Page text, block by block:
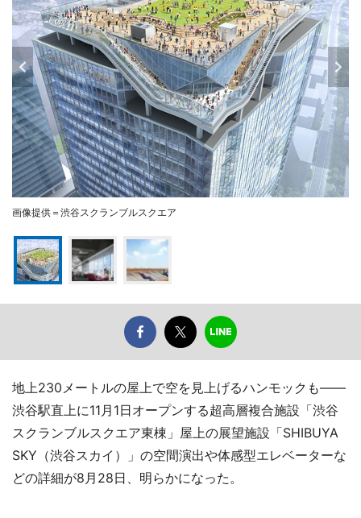
画像提供＝渋谷スクランブルスクエア
地上230メートルの屋上で空を見上げるハンモックも――
渋谷駅直上に11月1日オープンする超高層複合施設「渋谷
スクランブルスクエア東棟」屋上の展望施設「SHIBUYA
SKY（渋谷スカイ）」の空間演出や体感型エレベーターな
どの詳細が8月28日、明らかになった。